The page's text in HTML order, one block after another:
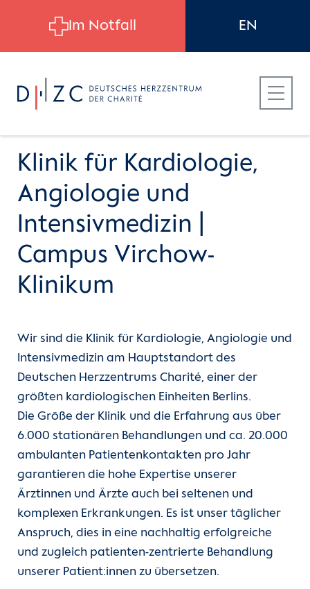
Für Patient:innen
Für Zuweiser:innen
Für Bewerber:innen
Unsere Kliniken
Für Patient:innen
Karriere
Herzatlas
Forschung
Klinik für Kardiologie,
Angiologie und
Intensivmedizin |
Campus Virchow-
Klinikum
Wir sind die Klinik für Kardiologie, Angiologie und
Intensivmedizin am Hauptstandort des
Deutschen Herzzentrums Charité, einer der
größten kardiologischen Einheiten Berlins.
Die Größe der Klinik und die Erfahrung aus über
6.000 stationären Behandlungen und ca. 20.000
ambulanten Patientenkontakten pro Jahr
garantieren die hohe Expertise unserer
Ärztinnen und Ärzte auch bei seltenen und
komplexen Erkrankungen. Es ist unser täglicher
Anspruch, dies in eine nachhaltig erfolgreiche
und zugleich patienten-zentrierte Behandlung
unserer Patient:innen zu übersetzen.
Im Notfall EN